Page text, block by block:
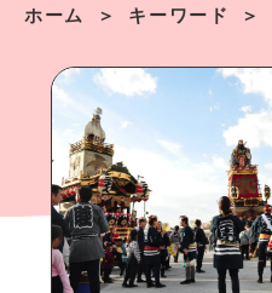
ホーム キーワード